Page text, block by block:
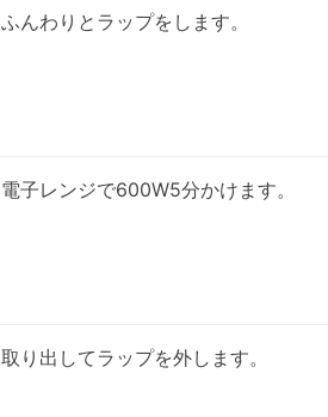
ふんわりとラップをします。
電子レンジで600W5分かけます。
取り出してラップを外します。